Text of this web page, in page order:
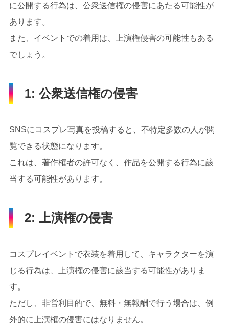
に公開する行為は、公衆送信権の侵害にあたる可能性が
あります。
また、イベントでの着用は、上演権侵害の可能性もある
でしょう。
1: 公衆送信権の侵害
SNSにコスプレ写真を投稿すると、不特定多数の人が閲
覧できる状態になります。
これは、著作権者の許可なく、作品を公開する行為に該
当する可能性があります。
2: 上演権の侵害
コスプレイベントで衣装を着用して、キャラクターを演
じる行為は、上演権の侵害に該当する可能性がありま
す。
ただし、非営利目的で、無料・無報酬で行う場合は、例
外的に上演権の侵害にはなりません。